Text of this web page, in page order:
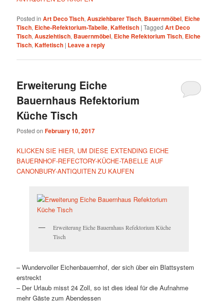
Posted in Art Deco Tisch,Ausziehbarer Tisch, Bauernmöbel, Eiche
Tisch, Eiche-Refektorium-Tabelle,Kaffetisch |Tagged Art Deco
Tisch,Ausziehtisch, Bauernmöbel, Eiche Refektorium Tisch, Eiche
Tisch,Kaffetisch | Leave a reply
Erweiterung Eiche
Bauernhaus Refektorium
Küche Tisch
Posted onFebruary 10, 2017
KLICKEN SIE HIER, UM DIESE EXTENDING EICHE
BAUERNHOF-REFECTORY-KÜCHE-TABELLE AUF
CANONBURY-ANTIQUITEN ZU KAUFEN
Erweiterung Eiche Bauernhaus Refektorium Küche
Tisch
– Wundervoller Eichenbauernhof, der sich über ein Blattsystem
erstreckt
– Der Urlaub misst 24 Zoll, so ist dies ideal für die Aufnahme
mehr Gäste zum Abendessen